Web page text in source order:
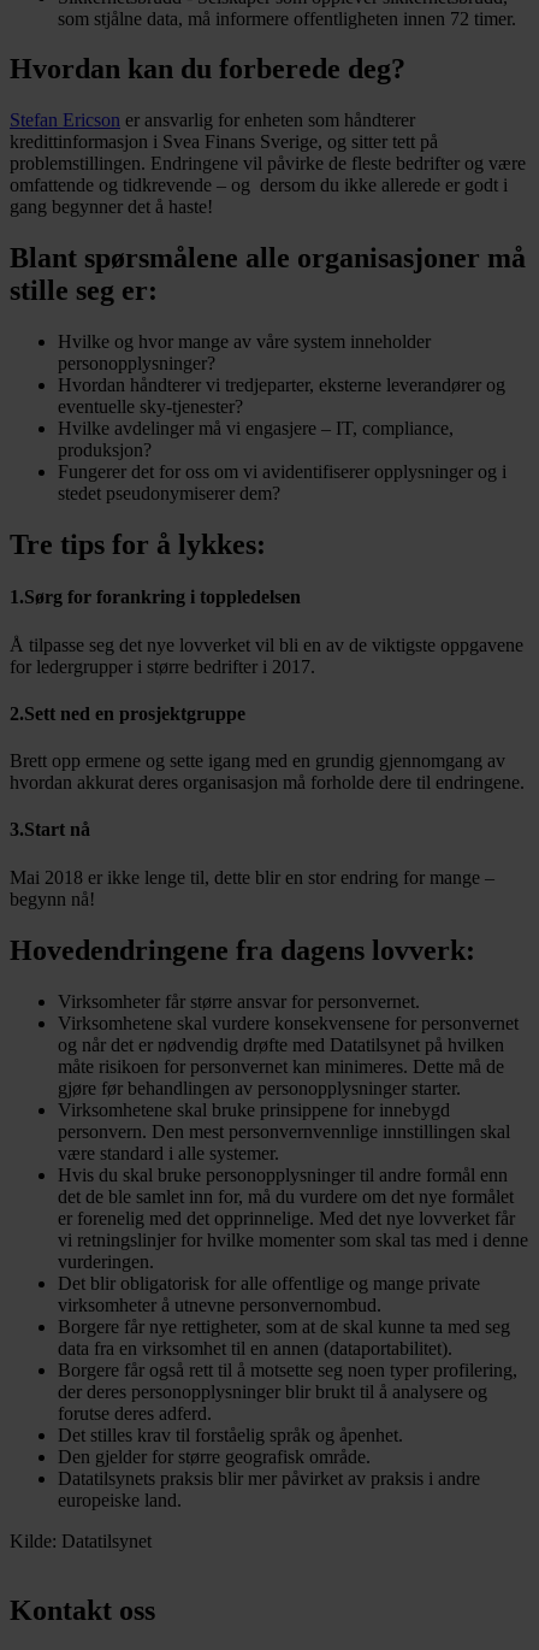
som stjålne data, må informere offentligheten innen 72 timer.
Hvordan kan du forberede deg?
Stefan Ericson er ansvarlig for enheten som håndterer
kredittinformasjon i Svea Finans Sverige, og sitter tett på
problemstillingen. Endringene vil påvirke de fleste bedrifter og være
omfattende og tidkrevende – og dersom du ikke allerede er godt i
gang begynner det å haste!
Blant spørsmålene alle organisasjoner må
stille seg er:
Hvilke og hvor mange av våre system inneholder
personopplysninger?
Hvordan håndterer vi tredjeparter, eksterne leverandører og
eventuelle sky-tjenester?
Hvilke avdelinger må vi engasjere – IT, compliance,
produksjon?
Fungerer det for oss om vi avidentifiserer opplysninger og i
stedet pseudonymiserer dem?
Tre tips for å lykkes:
1.Sørg for forankring i toppledelsen
Å tilpasse seg det nye lovverket vil bli en av de viktigste oppgavene
for ledergrupper i større bedrifter i 2017.
2.Sett ned en prosjektgruppe
Brett opp ermene og sette igang med en grundig gjennomgang av
hvordan akkurat deres organisasjon må forholde dere til endringene.
3.Start nå
Mai 2018 er ikke lenge til, dette blir en stor endring for mange –
begynn nå!
Hovedendringene fra dagens lovverk:
Virksomheter får større ansvar for personvernet.
Virksomhetene skal vurdere konsekvensene for personvernet
og når det er nødvendig drøfte med Datatilsynet på hvilken
måte risikoen for personvernet kan minimeres. Dette må de
gjøre før behandlingen av personopplysninger starter.
Virksomhetene skal bruke prinsippene for innebygd
personvern. Den mest personvernvennlige innstillingen skal
være standard i alle systemer.
Hvis du skal bruke personopplysninger til andre formål enn
det de ble samlet inn for, må du vurdere om det nye formålet
er forenelig med det opprinnelige. Med det nye lovverket får
vi retningslinjer for hvilke momenter som skal tas med i denne
vurderingen.
Det blir obligatorisk for alle offentlige og mange private
virksomheter å utnevne personvernombud.
Borgere får nye rettigheter, som at de skal kunne ta med seg
data fra en virksomhet til en annen (dataportabilitet).
Borgere får også rett til å motsette seg noen typer profilering,
der deres personopplysninger blir brukt til å analysere og
forutse deres adferd.
Det stilles krav til forståelig språk og åpenhet.
Den gjelder for større geografisk område.
Datatilsynets praksis blir mer påvirket av praksis i andre
europeiske land.
Kilde: Datatilsynet
Kontakt oss